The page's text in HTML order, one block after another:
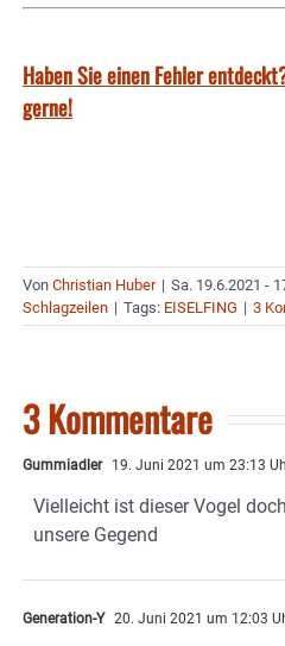
Haben Sie einen Fehler
gerne!
Von Christian Huber | Sa. 19.6.2021 -
Schlagzeilen | Tags: EISELFING | 3
3 Kommentare
Gummiadler 19. Juni 2021 um 23:13
Vielleicht ist dieser Vogel
unsere Gegend
Generation-Y 20. Juni 2021 um 12:03